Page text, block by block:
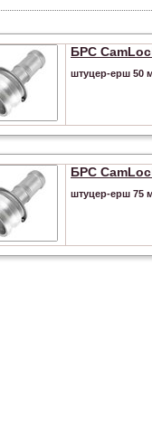
БРС
штуцер-ерш 50
БРС
штуцер-ерш 75